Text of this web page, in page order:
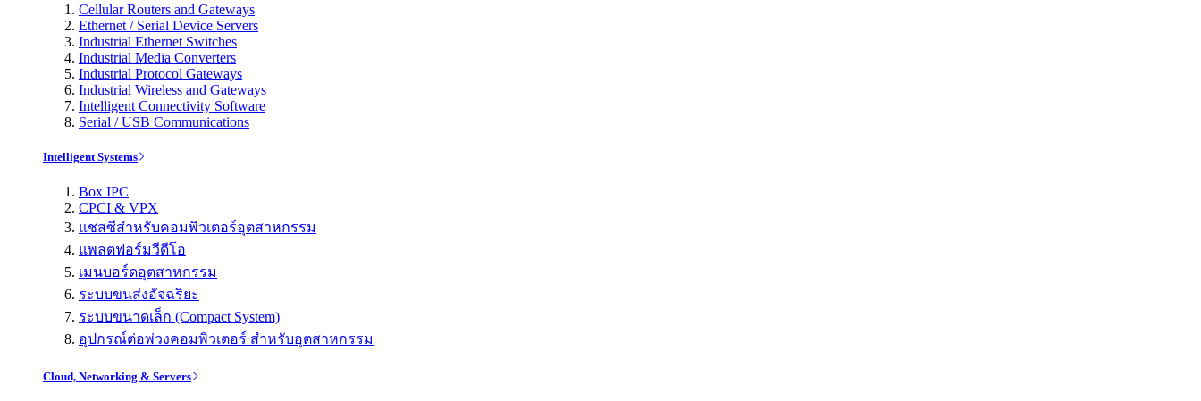
Cellular Routers and Gateways
Ethernet / Serial Device Servers
Industrial Ethernet Switches
Industrial Media Converters
Industrial Protocol Gateways
Industrial Wireless and Gateways
Intelligent Connectivity Software
Serial / USB Communications
Intelligent Systems
Box IPC
CPCI & VPX
แชสซีสำหรับคอมพิวเตอร์อุตสาหกรรม
แพลตฟอร์มวีดีโอ
เมนบอร์ดอุตสาหกรรม
ระบบขนส่งอัจฉริยะ
ระบบขนาดเล็ก (Compact System)
อุปกรณ์ต่อพ่วงคอมพิวเตอร์ สำหรับอุตสาหกรรม
Cloud, Networking & Servers